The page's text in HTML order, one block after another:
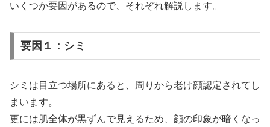
いくつか要因があるので、それぞれ解説します。
要因１：シミ
シミは目立つ場所にあると、周りから老け顔認定されてし
まいます。
更には肌全体が黒ずんで見えるため、顔の印象が暗くなっ